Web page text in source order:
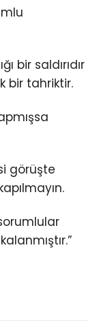
bir saldırıdır
bir tahriktir.
görüşte